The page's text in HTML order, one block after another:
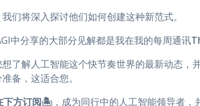
们将深入探讨他们如何创建这种新范式。
中分享的大部分见解都是我在我的每周通讯
了解人工智能这个快节奏世界的最新动态，
备，这适合您。
方订阅🏝 ，成为同行中的人工智能领导者